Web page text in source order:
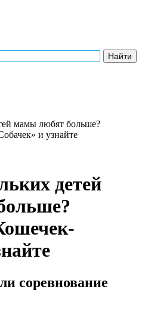
мамы любят больше?
и узнайте
детей
соревнование